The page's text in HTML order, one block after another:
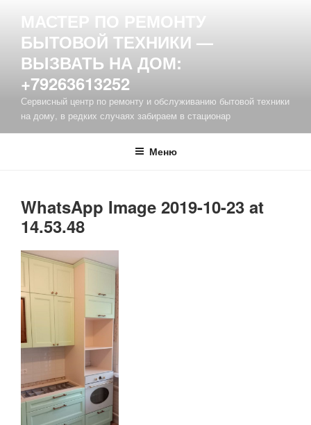
содержимому
МАСТЕР ПО РЕМОНТУ
БЫТОВОЙ ТЕХНИКИ —
ВЫЗВАТЬ НА ДОМ:
+79263613252
Сервисный центр по ремонту и обслуживанию бытовой техники
на дому, в редких случаях забираем в стационар
Меню
WhatsApp Image 2019-10-23 at
14.53.48